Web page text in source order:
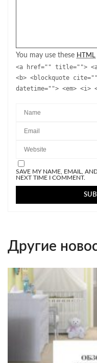
You may use these HTML
<a href="" title="">
<b> <blockquote
datetime=""> <em>
SAVE MY NAME, EMAIL,
NEXT TIME I COMMENT.
Другие